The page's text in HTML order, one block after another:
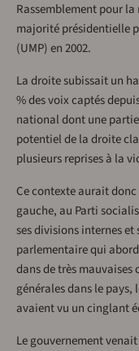
Rassemblement pour
majorité présidentielle
(UMP) en 2002.
La droite subissait un
% des voix captés
national dont une
potentiel de la droite
plusieurs reprises à la
Ce contexte aurait
gauche, au Parti
ses divisions internes
parlementaire qui
dans de très
générales dans le pays,
avaient vu un cinglant
Le gouvernement venait